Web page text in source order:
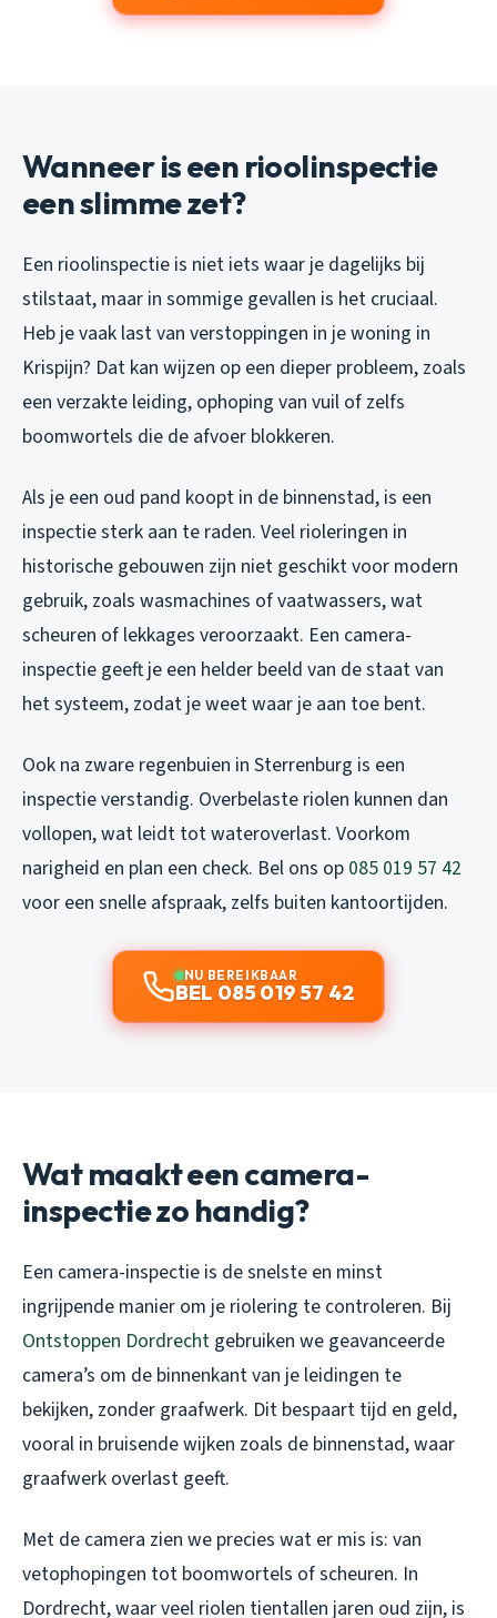
Wanneer is een rioolinspectie
een slimme zet?
Een rioolinspectie is niet iets waar je dagelijks bij
stilstaat, maar in sommige gevallen is het cruciaal.
Heb je vaak last van verstoppingen in je woning in
Krispijn? Dat kan wijzen op een dieper probleem, zoals
een verzakte leiding, ophoping van vuil of zelfs
boomwortels die de afvoer blokkeren.
Als je een oud pand koopt in de binnenstad, is een
inspectie sterk aan te raden. Veel rioleringen in
historische gebouwen zijn niet geschikt voor modern
gebruik, zoals wasmachines of vaatwassers, wat
scheuren of lekkages veroorzaakt. Een camera-
inspectie geeft je een helder beeld van de staat van
het systeem, zodat je weet waar je aan toe bent.
Ook na zware regenbuien in Sterrenburg is een
inspectie verstandig. Overbelaste riolen kunnen dan
vollopen, wat leidt tot wateroverlast. Voorkom
narigheid en plan een check. Bel ons op 085 019 57 42
voor een snelle afspraak, zelfs buiten kantoortijden.
NU BEREIKBAAR
BEL 085 019 57 42
Wat maakt een camera-
inspectie zo handig?
Een camera-inspectie is de snelste en minst
ingrijpende manier om je riolering te controleren. Bij
Ontstoppen Dordrecht gebruiken we geavanceerde
camera’s om de binnenkant van je leidingen te
bekijken, zonder graafwerk. Dit bespaart tijd en geld,
vooral in bruisende wijken zoals de binnenstad, waar
graafwerk overlast geeft.
Met de camera zien we precies wat er mis is: van
vetophopingen tot boomwortels of scheuren. In
Dordrecht, waar veel riolen tientallen jaren oud zijn, is